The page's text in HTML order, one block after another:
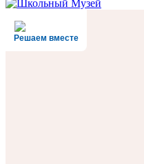
Решаем вместе